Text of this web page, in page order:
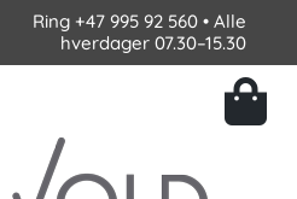
Ring +47 995 92 560 • Alle
hverdager 07.30–15.30